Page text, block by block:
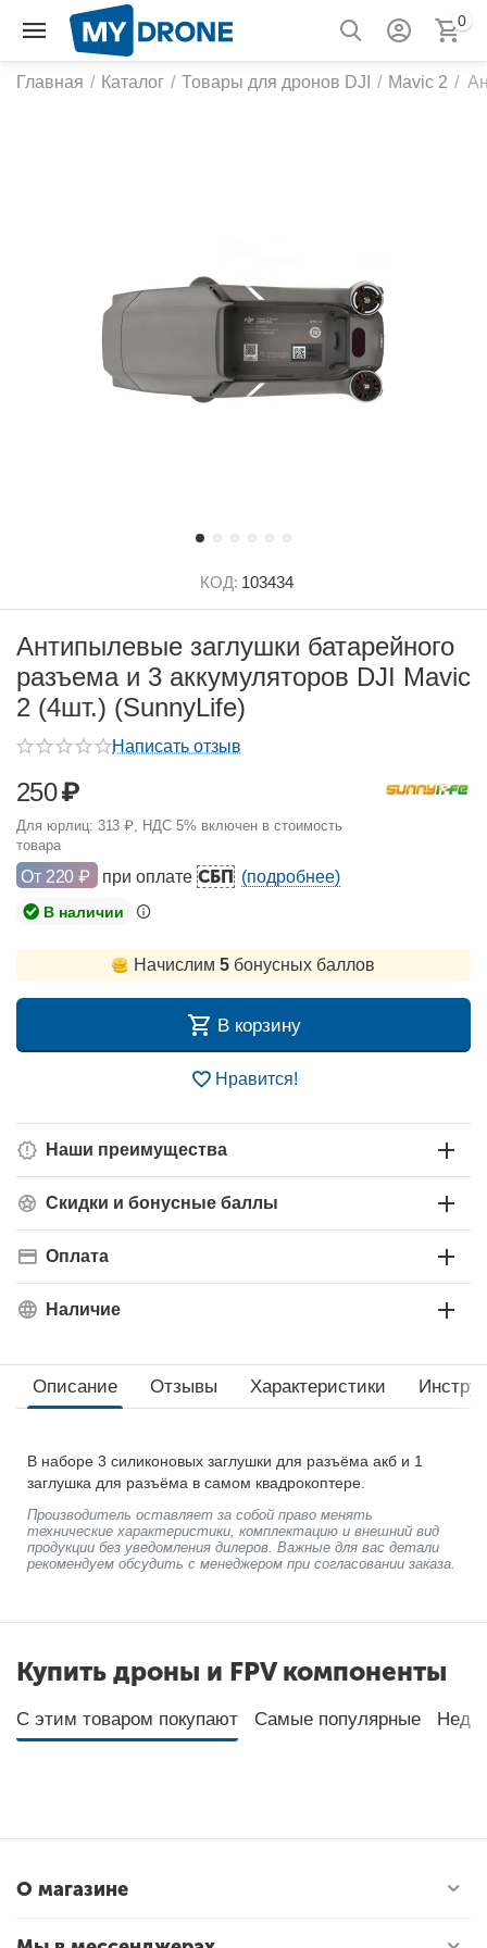
0
Главная / Каталог / Товары для дронов DJI / Mavic 2 /
КОД: 103434
Антипылевые заглушки батарейного
разъема и 3 аккумуляторов DJI Mavic
2 (4шт.) (SunnyLife)
Написать отзыв
250₽
Для юрлиц: 313 ₽, НДС 5% включен в стоимость
товара
От 220 ₽ при оплатеСБП (подробнее)
В наличии
Начислим 5 бонусных баллов
В корзину
Нравится!
Наши преимущества
Скидки и бонусные баллы
Оплата
Наличие
Описание Отзывы Характеристики
В наборе 3 силиконовых заглушки для разъёма акб и 1
заглушка для разъёма в самом квадрокоптере.
Производитель оставляет за собой право менять
технические характеристики, комплектацию и внешний вид
продукции без уведомления дилеров. Важные для вас детали
рекомендуем обсудить с менеджером при согласовании заказа.
Купить дроны и FPV компоненты
С этим товаром покупают Самые популярные
О магазине